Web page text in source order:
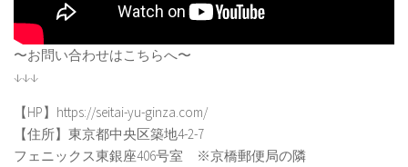
〜お問い合わせはこちらへ〜
↓↓↓
【HP】https://seitai-yu-ginza.com/
【住所】東京都中央区築地4-2-7
フェニックス東銀座406号室 ※京橋郵便局の隣